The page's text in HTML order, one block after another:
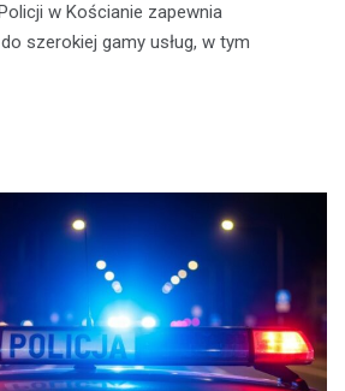
w Kościanie zapewnia
szerokiej gamy usług, w tym